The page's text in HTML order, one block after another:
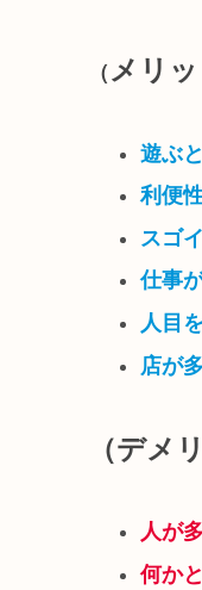
（ メリッ
遊ぶ
利便
スゴ
仕事
人目
店が
（デメ
人が
何か